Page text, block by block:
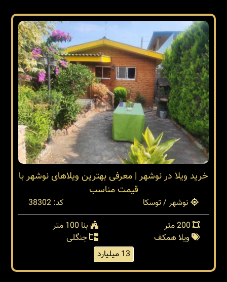
خرید ویلا در نوشهر | معرفی بهترین ویلاهای نوشهر با
قیمت مناسب
نوشهر / توسکا
کد: 38302
بنا 100 متر
ویلا همکف
جنگلی
13 میلیارد